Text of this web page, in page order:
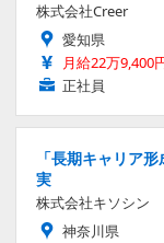
株式会社Creer
愛知県
月給22万9,400
正社員
「長期キャリア
実
株式会社キソシン
神奈川県